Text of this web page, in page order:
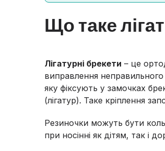
Що таке
Лігатурні брекети – це
виправлення
яку фіксують у замочках
(лігатур). Таке кріплення
Резиночки можуть бути
при носінні як дітям, так і